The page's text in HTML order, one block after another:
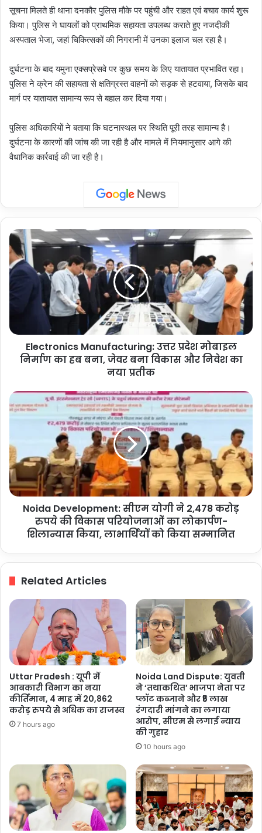
सूचना मिलते ही थाना दनकौर पुलिस मौके पर पहुंची और राहत एवं बचाव कार्य शुरू
किया। पुलिस ने घायलों को प्राथमिक सहायता उपलब्ध कराते हुए नजदीकी
अस्पताल भेजा, जहां चिकित्सकों की निगरानी में उनका इलाज चल रहा है।
दुर्घटना के बाद यमुना एक्सप्रेसवे पर कुछ समय के लिए यातायात प्रभावित रहा।
पुलिस ने क्रेन की सहायता से क्षतिग्रस्त वाहनों को सड़क से हटवाया, जिसके बाद
मार्ग पर यातायात सामान्य रूप से बहाल कर दिया गया।
पुलिस अधिकारियों ने बताया कि घटनास्थल पर स्थिति पूरी तरह सामान्य है।
दुर्घटना के कारणों की जांच की जा रही है और मामले में नियमानुसार आगे की
वैधानिक कार्रवाई की जा रही है।
Electronics
Manufacturing:
उत्तर
प्रदेश
मोबाइल
निर्माण
का
बना,
निवेश
का
Electronics Manufacturing: उत्तर प्रदेश मोबाइल
निर्माण का हब बना, जेवर बना विकास और निवेश का
नया प्रतीक
Noida
Development:
ने
2,478
करोड़
रुपये
की
विकास
परियोजनाओं
लाभार्थियों
किया
सम्मानित
Noida Development: सीएम योगी ने 2,478 करोड़
रुपये की विकास परियोजनाओं का लोकार्पण-
शिलान्यास किया, लाभार्थियों को किया सम्मानित
Related Articles
Uttar Pradesh : यूपी में
आबकारी विभाग का नया
कीर्तिमान, 4 माह में 20,862
करोड़ रुपये से अधिक का राजस्व
7 hours ago
Noida Land Dispute: युवती
ने ‘तथाकथित’ भाजपा नेता पर
प्लॉट कब्जाने और ₹5 लाख
रंगदारी मांगने का लगाया
आरोप, सीएम से लगाई न्याय
की गुहार
10 hours ago